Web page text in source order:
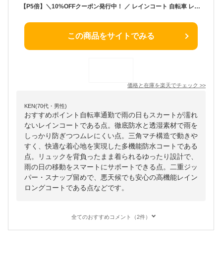
【P5倍】＼10%OFFクーポン発行中！ ／ レインコート 自転車 レインウェア レインコート レディース レインコートメンズ ロング丈 自転車 リュック対応 多機能 レインコート リュック対応 通勤 軽量 レインスーツ レインコート通学 防風防水 防水収納袋付 雨対策
この商品をサイトでみる
価格と在庫を楽天でチェック >>
KEN(70代・男性)
おすすめポイント自転車通勤で雨の日もスカートが濡れ
ないレインコートである点。徹底防水と透湿素材で雨を
しっかり防ぎつつムレにくい点。三角マチ構造で動きや
すく、快適な着心地を実現した多機能防水コートである
点。リュックを背負ったまま着られるゆったり設計で、
雨の日の移動をスマートにサポートできる点。二重ジッ
パー・スナップ留めで、悪天候でも安心の高機能レイン
ロングコートである点などです。
全てのおすすめコメント（2件）